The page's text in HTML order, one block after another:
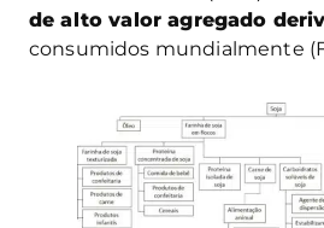
de alto valor agregado
consumidos mundialmente